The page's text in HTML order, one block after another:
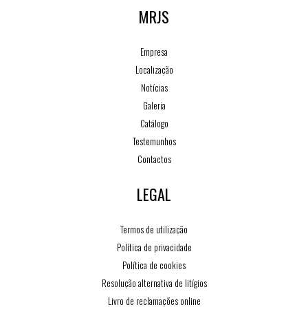
MRJS
Empresa
Localização
Notícias
Galeria
Catálogo
Testemunhos
Contactos
LEGAL
Termos de utilização
Política de privacidade
Política de cookies
Resolução alternativa de litígios
Livro de reclamações online